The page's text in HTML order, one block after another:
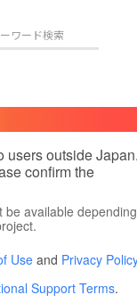
のプロジェクト
アート・写真
テクノロジー・ガジェッ
映像・映画
users outside Japan.
confirm the
available
Use and Privacy Policy
Support Terms.
出
白